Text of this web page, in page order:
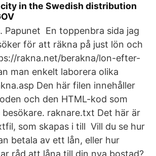
in the Swedish distribution
Papunet En toppenbra sida jag
för att räkna på just lön och
rakna.net/berakna/lon-efter-
man enkelt laborera olika
Den här filen innehåller
och den HTML-kod som
raknare.txt Det här är
som skapas i till Vill du se hur
betala av ett lån, eller hur
råd att låna till din nya bostad?